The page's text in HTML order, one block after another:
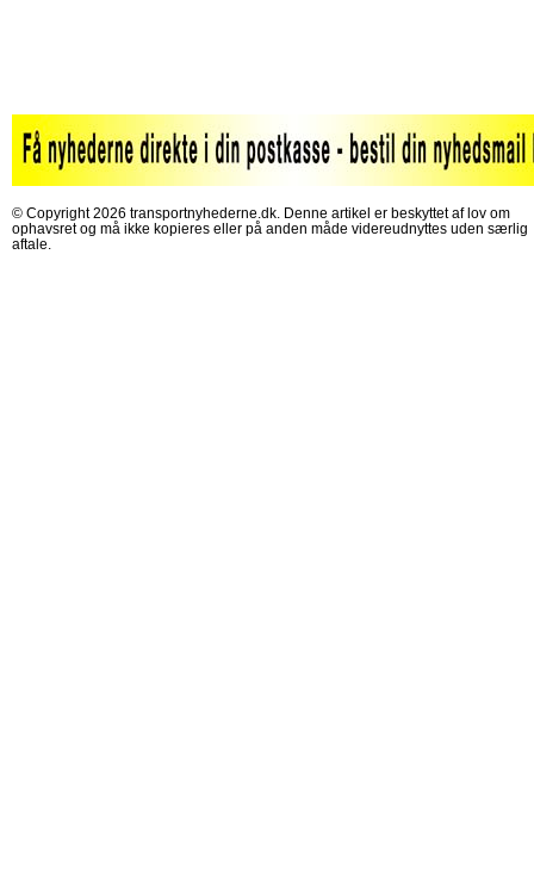
© Copyright 2026 transportnyhederne.dk. Denne artikel er beskyttet af lov om
ophavsret og må ikke kopieres eller på anden måde videreudnyttes uden særlig
aftale.